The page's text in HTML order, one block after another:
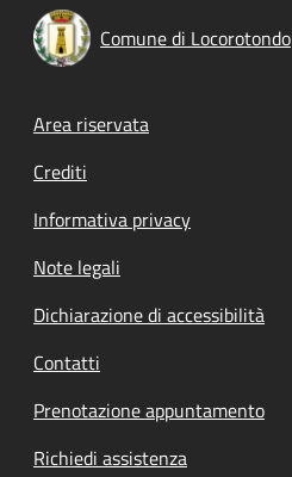
Comune di Locorotondo
Footer menu
Area riservata
Crediti
Informativa privacy
Note legali
Dichiarazione di accessibilità
Contatti
Prenotazione appuntamento
Richiedi assistenza